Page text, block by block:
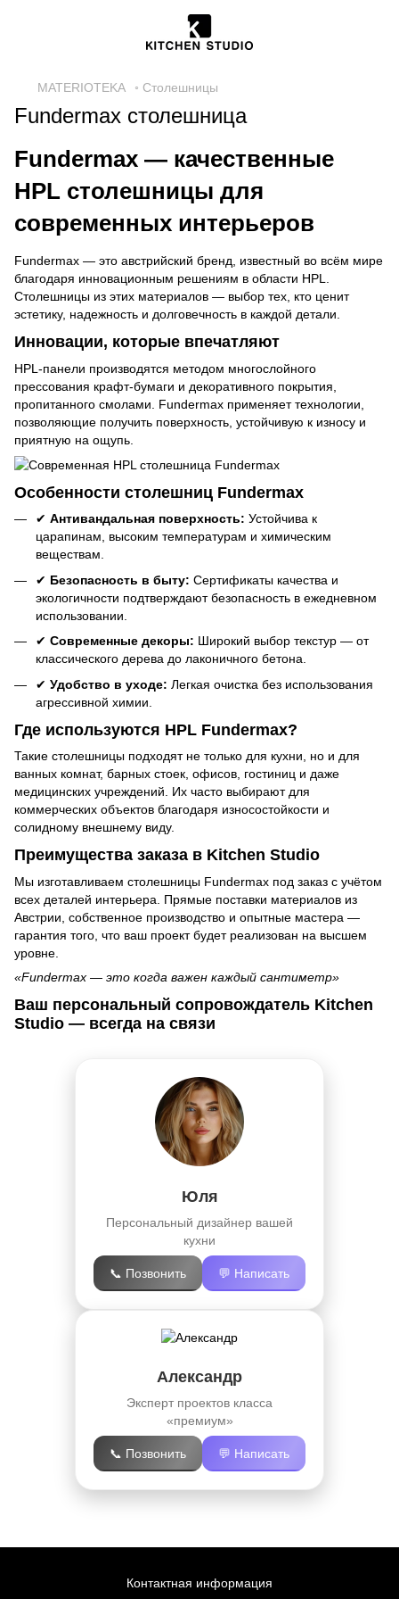
MATERIOTEKA ◦ Столешницы
Fundermax столешница
Fundermax — качественные
HPL столешницы для
современных интерьеров
Fundermax — это австрийский бренд, известный во всём мире
благодаря инновационным решениям в области HPL.
Столешницы из этих материалов — выбор тех, кто ценит
эстетику, надежность и долговечность в каждой детали.
Инновации, которые впечатляют
HPL-панели производятся методом многослойного
прессования крафт-бумаги и декоративного покрытия,
пропитанного смолами. Fundermax применяет технологии,
позволяющие получить поверхность, устойчивую к износу и
приятную на ощупь.
Особенности столешниц Fundermax
✔ Антивандальная поверхность: Устойчива к
царапинам, высоким температурам и химическим
веществам.
✔ Безопасность в быту: Сертификаты качества и
экологичности подтверждают безопасность в ежедневном
использовании.
✔ Современные декоры: Широкий выбор текстур — от
классического дерева до лаконичного бетона.
✔ Удобство в уходе: Легкая очистка без использования
агрессивной химии.
Где используются HPL Fundermax?
Такие столешницы подходят не только для кухни, но и для
ванных комнат, барных стоек, офисов, гостиниц и даже
медицинских учреждений. Их часто выбирают для
коммерческих объектов благодаря износостойкости и
солидному внешнему виду.
Преимущества заказа в Kitchen Studio
Мы изготавливаем столешницы Fundermax под заказ с учётом
всех деталей интерьера. Прямые поставки материалов из
Австрии, собственное производство и опытные мастера —
гарантия того, что ваш проект будет реализован на высшем
уровне.
«Fundermax — это когда важен каждый сантиметр»
Ваш персональный сопровождатель Kitchen
Studio — всегда на связи
Юля
Персональный дизайнер вашей
кухни
📞 Позвонить 💬 Написать
Александр
Эксперт проектов класса
«премиум»
📞 Позвонить 💬 Написать
Контактная информация